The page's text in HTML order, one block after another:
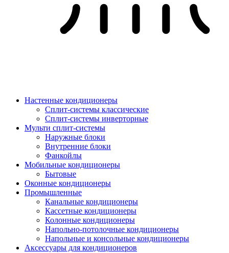
Настенные кондиционеры
Сплит-системы классические
Сплит-системы инверторные
Мульти сплит-системы
Наружные блоки
Внутренние блоки
Фанкойлы
Мобильные кондиционеры
Бытовые
Оконные кондиционеры
Промышленные
Канальные кондиционеры
Кассетные кондиционеры
Колонные кондиционеры
Напольно-потолочные кондиционеры
Напольные и консольные кондиционеры
Аксессуары для кондиционеров